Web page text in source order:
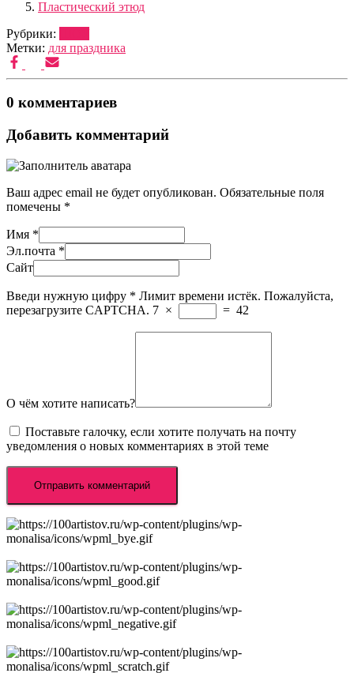
Пластический этюд
Рубрики:
Метки: для праздника
0 комментариев
Добавить комментарий
Ваш адрес email не будет опубликован. Обязательные поля
помечены *
Имя *
Эл.почта *
Сайт
Введи нужную цифру * Лимит времени истёк. Пожалуйста,
перезагрузите CAPTCHA. 7 × = 42
О чём хотите написать?
Поставьте галочку, если хотите получать на почту
уведомления о новых комментариях в этой теме